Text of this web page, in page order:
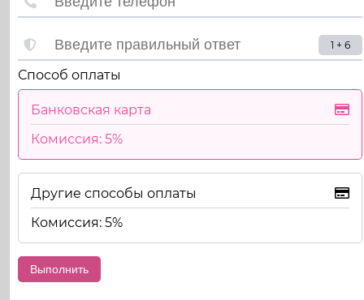
1 + 6
Способ оплаты
Банковская карта
Комиссия: 5%
Другие способы оплаты
Комиссия: 5%